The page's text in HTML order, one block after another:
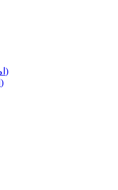
Amraaz-e-Jismani (امراض جسمانی)
Amraaz-e-Rohani (امراض روحانی)